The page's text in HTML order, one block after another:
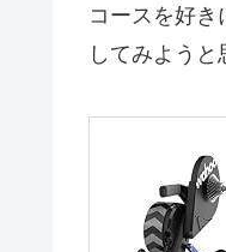
コースを好
してみようと